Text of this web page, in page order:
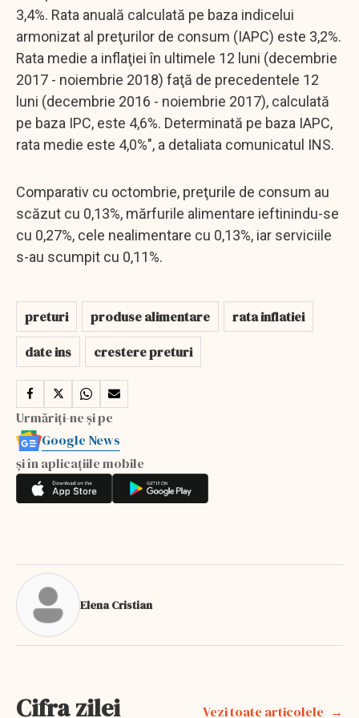
3,4%. Rata anuală calculată pe baza indicelui
armonizat al preţurilor de consum (IAPC) este 3,2%.
Rata medie a inflaţiei în ultimele 12 luni (decembrie
2017 - noiembrie 2018) faţă de precedentele 12
luni (decembrie 2016 - noiembrie 2017), calculată
pe baza IPC, este 4,6%. Determinată pe baza IAPC,
rata medie este 4,0%", a detaliata comunicatul INS.
Comparativ cu octombrie, preţurile de consum au
scăzut cu 0,13%, mărfurile alimentare ieftinindu-se
cu 0,27%, cele nealimentare cu 0,13%, iar serviciile
s-au scumpit cu 0,11%.
preturi produse alimentare
rata inflatiei
date ins
crestere preturi
Urmăriți-ne și pe
Google News
și în aplicațiile mobile
Elena Cristian
Cifra zilei Vezi toate articolele